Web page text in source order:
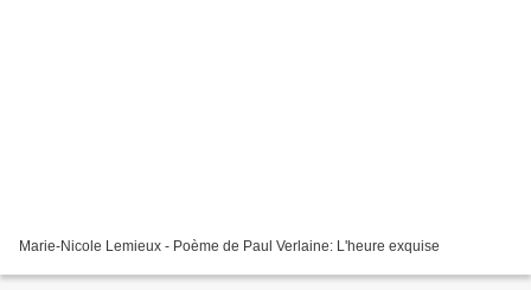
Marie-Nicole Lemieux - Poème de Paul Verlaine: L'heure exquise